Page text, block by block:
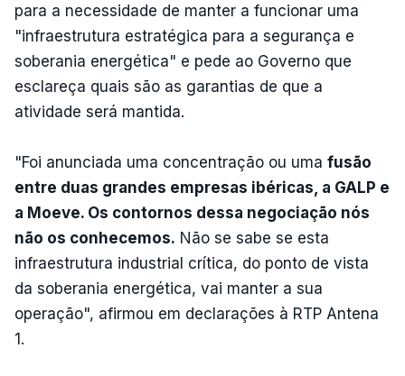
para a necessidade de manter a funcionar uma
"infraestrutura estratégica para a segurança e
soberania energética" e pede ao Governo que
esclareça quais são as garantias de que a
atividade será mantida.
"Foi anunciada uma concentração ou uma fusão
entre duas grandes empresas ibéricas, a GALP e
a Moeve. Os contornos dessa negociação nós
não os conhecemos. Não se sabe se esta
infraestrutura industrial crítica, do ponto de vista
da soberania energética, vai manter a sua
operação", afirmou em declarações à RTP Antena
1.